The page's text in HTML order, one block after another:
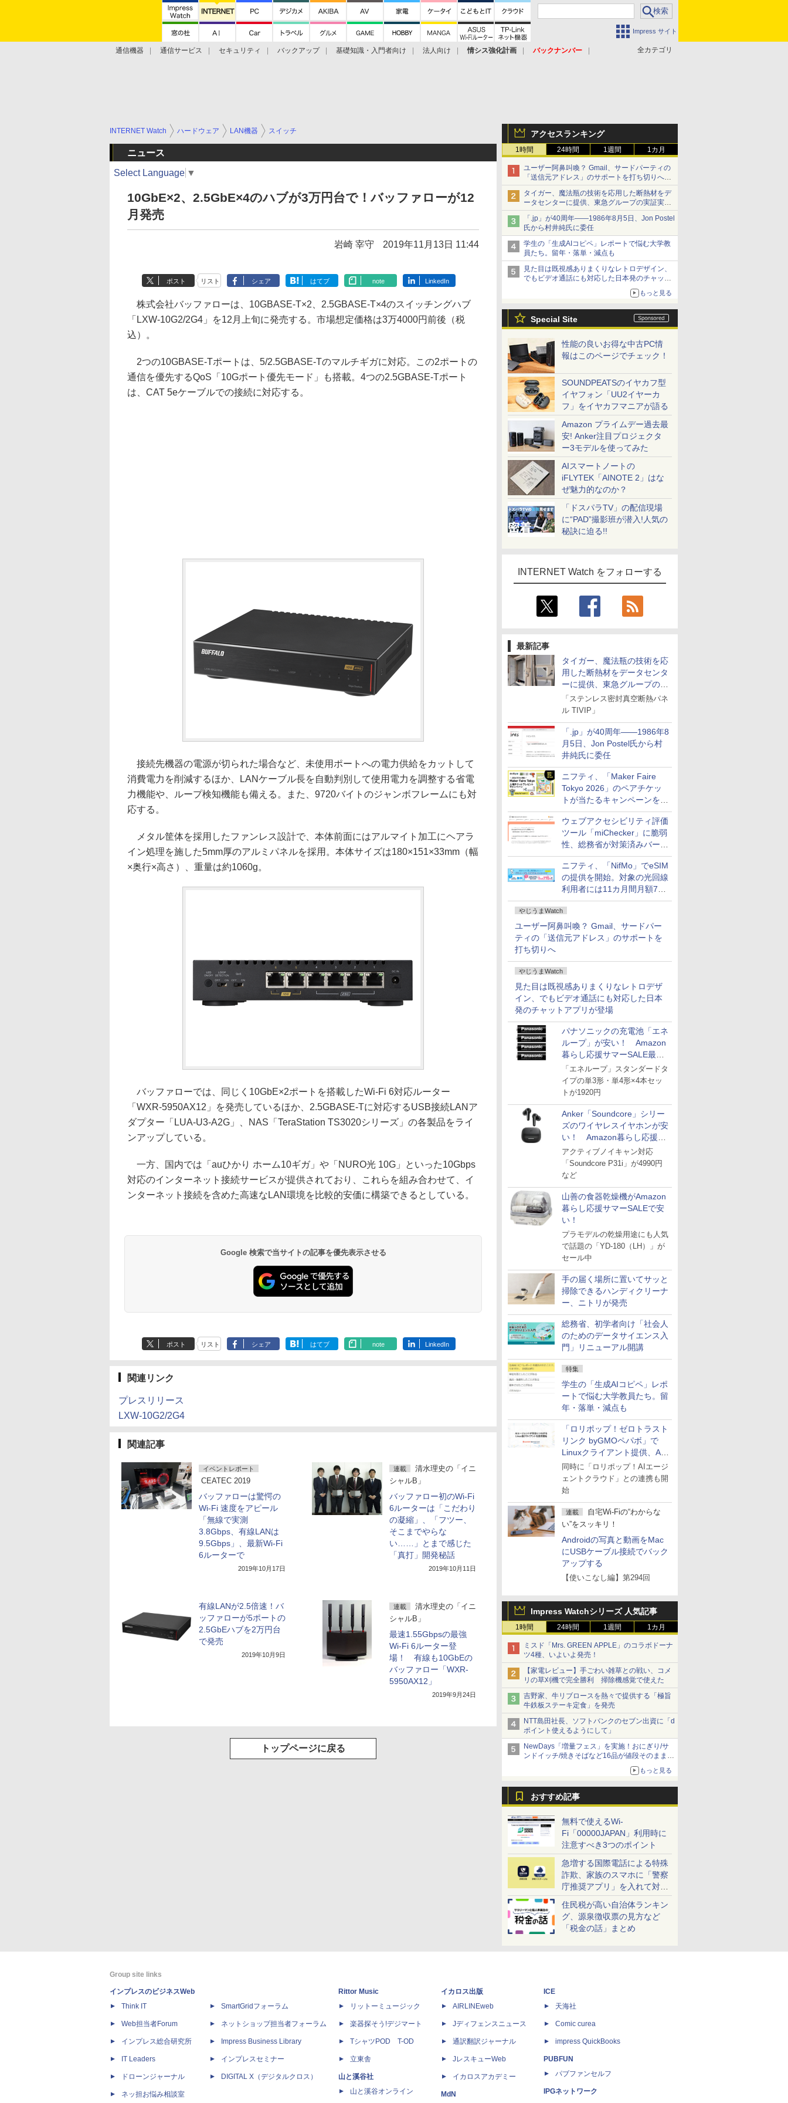
Impress サイト
全カテゴリ
通信機器 通信サービス セキュリティ バックアップ 基礎知識・入門者向け 法人向け 情シス強化計画
バックナンバー
アクセスランキング
1時間 24時間 1週間 1カ月
ユーザー阿鼻叫喚？ Gmail、サードパーティの
「送信元アドレス」のサポートを打ち切りへ
【やじうまWatch】
タイガー、魔法瓶の技術を応用した断熱材をデ
ータセンターに提供、東急グループの実証実験
で 「ステンレス密封真空断熱パネル TIVIP」
「.jp」が40周年――1986年8月5日、Jon Postel
氏から村井純氏に委任
学生の「生成AIコピペ」レポートで悩む大学教
員たち。留年・落単・減点も
見た目は既視感ありまくりなレトロデザイン、
でもビデオ通話にも対応した日本発のチャット
もっと見る
Special Site
性能の良いお得な中古PC情
報はこのページでチェック！
SOUNDPEATSのイヤカフ型
イヤフォン「UU2イヤーカ
フ」をイヤカフマニアが語る
Amazon プライムデー過去最
安! Anker注目プロジェクタ
ー3モデルを使ってみた
AIスマートノートの
iFLYTEK「AINOTE 2」はな
ぜ魅力的なのか？
「ドスパラTV」の配信現場
に“PAD”撮影班が潜入!人気の
秘訣に迫る!!
INTERNET Watch をフォローする
最新記事
タイガー、魔法瓶の技術を応
用した断熱材をデータセンタ
ーに提供、東急グループの実
証実験で
「ステンレス密封真空断熱パネ
ル TIVIP」
「.jp」が40周年――1986年8
月5日、Jon Postel氏から村
井純氏に委任
ニフティ、「Maker Faire
Tokyo 2026」のペアチケッ
トが当たるキャンペーンをX
で実施。8月16日まで
ウェブアクセシビリティ評価
ツール「miChecker」に脆弱
性、総務省が対策済みバージ
ョンへの更新を呼び掛け
ニフティ、「NifMo」でeSIM
の提供を開始。対象の光回線
利用者には11カ月間月額770
円割引のキャンペーン
やじうまWatch
ユーザー阿鼻叫喚？ Gmail、サードパー
ティの「送信元アドレス」のサポートを
打ち切りへ
やじうまWatch
見た目は既視感ありまくりなレトロデザ
イン、でもビデオ通話にも対応した日本
発のチャットアプリが登場
パナソニックの充電池「エネ
ループ」が安い！ Amazon
暮らし応援サマーSALE最終
日
「エネループ」スタンダードタ
イプの単3形・単4形×4本セッ
トが1920円
Anker「Soundcore」シリー
ズのワイヤレスイヤホンが安
い！ Amazon暮らし応援サ
マーSALE
アクティブノイキャン対応
「Soundcore P31i」が4990円
など
山善の食器乾燥機がAmazon
暮らし応援サマーSALEで安
い！
プラモデルの乾燥用途にも人気
で話題の「YD-180（LH）」が
セール中
手の届く場所に置いてサッと
掃除できるハンディクリーナ
ー、ニトリが発売
総務省、初学者向け「社会人
のためのデータサイエンス入
門」リニューアル開講
特集
学生の「生成AIコピペ」レポ
ートで悩む大学教員たち。留
年・落単・減点も
「ロリポップ！ゼロトラスト
リンク byGMOペパボ」で
Linuxクライアント提供、AI
エージェントの接続が容易に
同時に「ロリポップ！AIエージ
ェントクラウド」との連携も開
始
連載
自宅Wi-Fiの“わからな
い”をスッキリ！
Androidの写真と動画をMac
にUSBケーブル接続でバック
アップする
【使いこなし編】第294回
Impress Watchシリーズ 人気記事
1時間 24時間 1週間 1カ月
ミスド「Mrs. GREEN APPLE」のコラボドーナ
ツ4種、いよいよ発売！
【家電レビュー】手ごわい雑草との戦い、コメ
リの草刈機で完全勝利 掃除機感覚で使えた
吉野家、牛リブロースを熱々で提供する「極旨
牛鉄板ステーキ定食」を発売
NTT島田社長、ソフトバンクのセブン出資に「d
ポイント使えるようにして」
NewDays「増量フェス」を実施！おにぎり/サ
ンドイッチ/焼きそばなど16品が値段そのままで
もっと見る
おすすめ記事
無料で使えるWi-
Fi「00000JAPAN」利用時に
注意すべき3つのポイント
急増する国際電話による特殊
詐欺、家族のスマホに「警察
庁推奨アプリ」を入れて対策
しよう！
住民税が高い自治体ランキン
グ、源泉徴収票の見方など
「税金の話」まとめ
INTERNET Watch ハードウェア LAN機器 スイッチ
ニュース
Select Language ▼
10GbE×2、2.5GbE×4のハブが3万円台で！バッファローが12
月発売
岩崎 宰守 2019年11月13日 11:44
ポスト リスト シェア はてブ note LinkedIn
株式会社バッファローは、10GBASE-T×2、2.5GBASE-T×4のスイッチングハブ
「LXW-10G2/2G4」を12月上旬に発売する。市場想定価格は3万4000円前後（税
込）。
2つの10GBASE-Tポートは、5/2.5GBASE-Tのマルチギガに対応。この2ポートの
通信を優先するQoS「10Gポート優先モード」も搭載。4つの2.5GBASE-Tポート
は、CAT 5eケーブルでの接続に対応する。
接続先機器の電源が切られた場合など、未使用ポートへの電力供給をカットして
消費電力を削減するほか、LANケーブル長を自動判別して使用電力を調整する省電
力機能や、ループ検知機能も備える。また、9720バイトのジャンボフレームにも対
応する。
メタル筐体を採用したファンレス設計で、本体前面にはアルマイト加工にヘアラ
イン処理を施した5mm厚のアルミパネルを採用。本体サイズは180×151×33mm（幅
×奥行×高さ）、重量は約1060g。
バッファローでは、同じく10GbE×2ポートを搭載したWi-Fi 6対応ルーター
「WXR-5950AX12」を発売しているほか、2.5GBASE-Tに対応するUSB接続LANア
ダプター「LUA-U3-A2G」、NAS「TeraStation TS3020シリーズ」の各製品をライ
ンアップしている。
一方、国内では「auひかり ホーム10ギガ」や「NURO光 10G」といった10Gbps
対応のインターネット接続サービスが提供されており、これらを組み合わせて、イ
ンターネット接続を含めた高速なLAN環境を比較的安価に構築できるとしている。
Google 検索で当サイトの記事を優先表示させる
ポスト リスト シェア はてブ note LinkedIn
関連リンク
プレスリリース
LXW-10G2/2G4
関連記事
イベントレポート
CEATEC 2019
バッファローは驚愕の
Wi-Fi 速度をアピール
「無線で実測
3.8Gbps、有線LANは
9.5Gbps」、最新Wi-Fi
6ルーターで
2019年10月17日
連載
清水理史の「イニ
シャルB」
バッファロー初のWi-Fi
6ルーターは「こだわり
の凝縮」、「フツー、
そこまでやらな
い……」とまで感じた
「真打」開発秘話
2019年10月11日
有線LANが2.5倍速！バ
ッファローが5ポートの
2.5GbEハブを2万円台
で発売
2019年10月9日
連載
清水理史の「イニ
シャルB」
最速1.55Gbpsの最強
Wi-Fi 6ルーター登
場！ 有線も10GbEの
バッファロー「WXR-
5950AX12」
2019年9月24日
トップページに戻る
Group site links
インプレスのビジネスWeb
Think IT
Web担当者Forum
インプレス総合研究所
IT Leaders
ドローンジャーナル
ネッ担お悩み相談室
SmartGridフォーラム
ネットショップ担当者フォーラム
Impress Business Library
インプレスセミナー
DIGITAL X（デジタルクロス）
Rittor Music
リットーミュージック
楽器探そう!デジマート
TシャツPOD T-OD
立東舎
山と溪谷社
山と溪谷オンライン
イカロス出版
AIRLINEweb
Jディフェンスニュース
通訳翻訳ジャーナル
JレスキューWeb
イカロスアカデミー
MdN
ICE
天海社
Comic curea
impress QuickBooks
PUBFUN
パブファンセルフ
IPGネットワーク